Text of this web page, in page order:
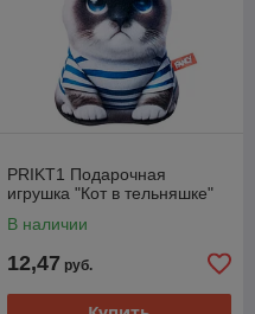
PRIKT1 Подарочная
игрушка "Кот в тельняшке"
В наличии
12,47 руб.